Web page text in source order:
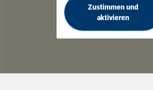
Zustimmen und
aktivieren